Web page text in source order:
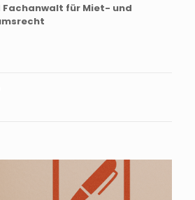
für Miet- und